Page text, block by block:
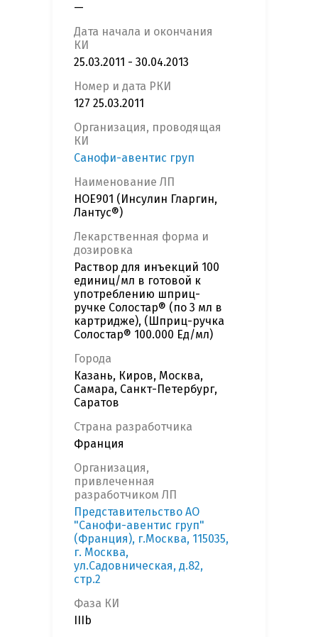
—
Дата начала и окончания
КИ
25.03.2011 - 30.04.2013
Номер и дата РКИ
127 25.03.2011
Организация, проводящая
КИ
Санофи-авентис груп
Наименование ЛП
HOE901 (Инсулин Гларгин,
Лантус®)
Лекарственная форма и
дозировка
Раствор для инъекций 100
единиц/мл в готовой к
употреблению шприц-
ручке Солостар® (по 3 мл в
картридже), (Шприц-ручка
Солостар® 100.000 Ед/мл)
Города
Казань, Киров, Москва,
Самара, Санкт-Петербург,
Саратов
Страна разработчика
Франция
Организация,
привлеченная
разработчиком ЛП
Представительство АО
"Санофи-авентис груп"
(Франция), г.Москва, 115035,
г. Москва,
ул.Садовническая, д.82,
стр.2
Фаза КИ
IIIb